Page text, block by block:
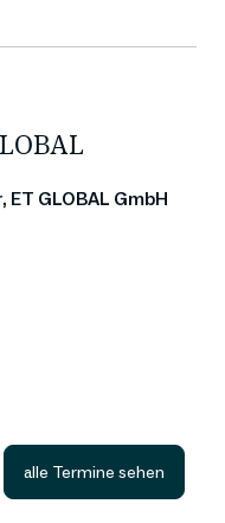
GLOBAL GmbH
alle Termine sehen